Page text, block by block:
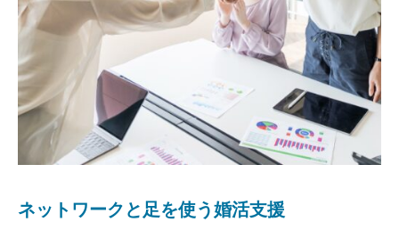
ネットワークと足を使う婚活支援
少人数専任担当制